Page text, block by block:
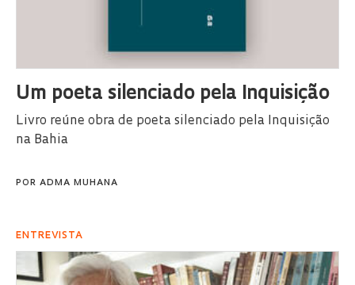
Um poeta silenciado pela Inquisição
Livro reúne obra de poeta silenciado pela Inquisição
na Bahia
POR ADMA MUHANA
ENTREVISTA